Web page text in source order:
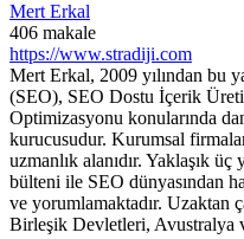
Mert Erkal
406 makale
https://www.stradiji.com
Mert Erkal, 2009 yılından bu
(SEO), SEO Dostu İçerik
Optimizasyonu konularında
kurucusudur. Kurumsal
uzmanlık alanıdır. Yaklaşık
bülteni ile SEO dünyasından
ve yorumlamaktadır. Uzaktan
Birleşik Devletleri, Avustralya